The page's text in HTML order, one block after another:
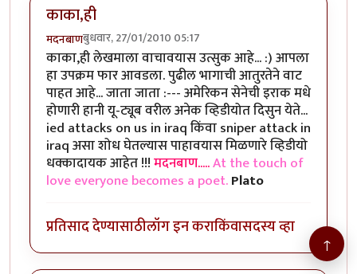
काका,ही
मदनबाणबुधवार, 27/01/2010 05:17
काका,ही लेखमाला वाचावयास उत्सुक आहे... :) आपला
हा उपक्रम फार आवडला. पुढील भागाची आतुरतेने वाट
पाहत आहे... जाता जाता :--- अमेरिकन सेनेची इराक मधे
होणारी हानी यू-ट्यूब वरील अनेक व्हिडीयोत दिसुन येते...
ied attacks on us in iraq किंवा sniper attack in
iraq असा शोध घेतल्यास पाहावयास मिळणारे व्हिडीयो
धक्कादायक आहेत !!!मदनबाण.....At the touch of
love everyone becomes a poet.Plato
प्रतिसाद देण्यासाठीलॉग इन कराकिंवासदस्य व्हा
↑